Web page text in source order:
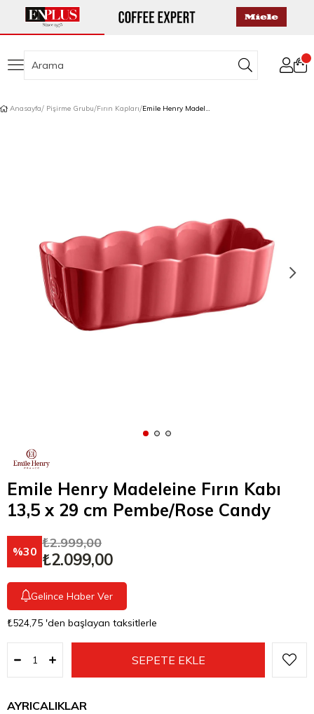
Anasayfa Pişirme Grubu Fırın Kapları Emile Henry Madeleine Fırın Kabı 13,5 x 29 cm Pembe/Rose Candy
Emile Henry Madeleine Fırın Kabı
13,5 x 29 cm Pembe/Rose Candy
30
₺2.999,00
₺2.099,00
Gelince Haber Ver
₺524,75 'den başlayan taksitlerle
AYRICALIKLAR